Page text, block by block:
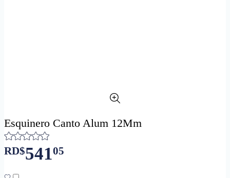
Esquinero Canto Alum 12Mm
RD$54105